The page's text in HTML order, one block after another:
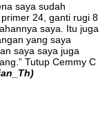
saya sudah
24, ganti rugi 8
saya. Itu juga
yang saya
saya saya juga
Tutup Cemmy C